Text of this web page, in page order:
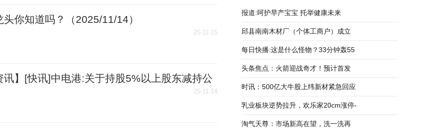
头你知道吗？（2025/11/14）
25-11-15
讯】[快讯]中电港:关于持股5%以上股东减持公
及1%整数倍
25-11-14
报道:呵护早产宝宝 托举健康未来
邱县南南木材厂（个体工商户）成立
每日快播:这是什么怪物？33分钟轰55
头条焦点：火箭迎战奇才！预计首发
时讯：500亿大牛股上纬新材紧急回应
乳业板块逆势拉升，欢乐家20cm涨停-
淘气天尊：市场新高在望，洗一洗再